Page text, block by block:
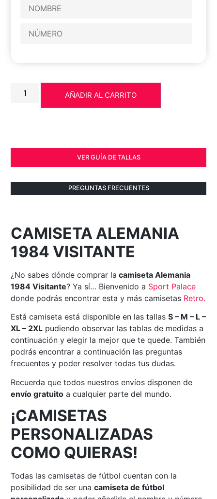
AÑADIR AL CARRITO
VER GUÍA DE TALLAS
PREGUNTAS FRECUENTES
CAMISETA ALEMANIA
1984 VISITANTE
¿No sabes dónde comprar la camiseta Alemania
1984 Visitante? Ya sí… Bienvenido a Sport Palace
donde podrás encontrar esta y más camisetas Retro.
Está camiseta está disponible en las tallasS – M – L –
XL – 2XL pudiendo observar las tablas de medidas a
continuación y elegir la mejor que te quede. También
podrás encontrar a continuación las preguntas
frecuentes y poder resolver todas tus dudas.
Recuerda que todos nuestros envíos disponen de
envío gratuito a cualquier parte del mundo.
¡CAMISETAS
PERSONALIZADAS
COMO QUIERAS!
Todas las camisetas de fútbol cuentan con la
posibilidad de ser unacamiseta de fútbol